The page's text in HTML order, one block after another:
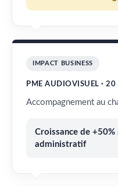
IMPACT BUSINESS
PME AUDIOVISUEL · 20
Accompagnement au
Croissance de
administratif